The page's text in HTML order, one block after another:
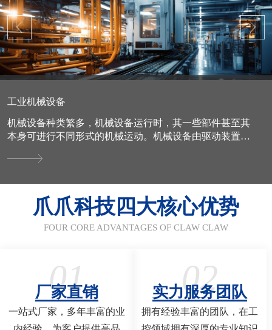
工业机械设备
机械设备种类繁多，机械设备运行时，其一些部件甚至其
本身可进行不同形式的机械运动。机械设备由驱动装置、
润滑系统、...
爪爪科技四大核心优势
FOUR CORE ADVANTAGES OF CLAW CLAW
01
厂家直销
一站式厂家，多年丰富的业
02
实力服务团队
拥有经验丰富的团队，在工